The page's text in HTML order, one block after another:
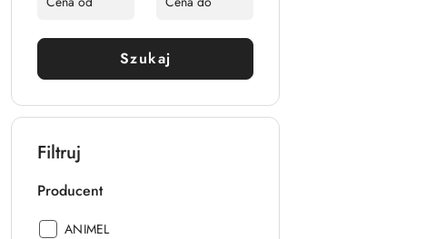
Szukaj
Filtruj
Producent
Producent:
ANIMEL